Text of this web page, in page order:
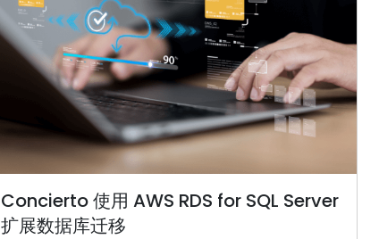
Concierto 使用 AWS RDS for SQL Server
扩展数据库迁移